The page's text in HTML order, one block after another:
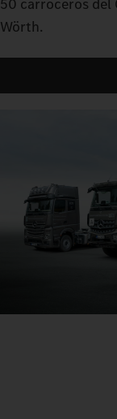
50 carroceros
Wörth.